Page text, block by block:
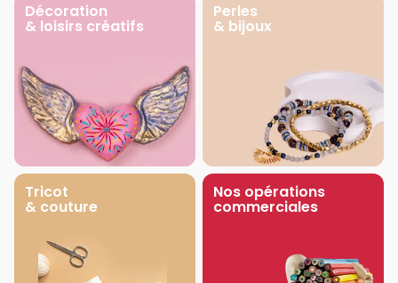
Décoration
& loisirs créatifs
Perles
& bijoux
Tricot
& couture
Nos opérations
commerciales